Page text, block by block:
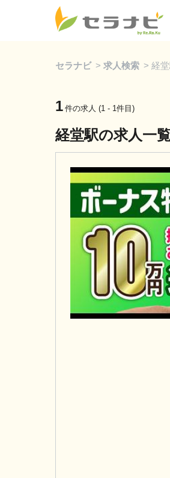
セラナビ > 求人検索 > 経
1 件の求人 (1 - 1件目)
経堂駅の求人一